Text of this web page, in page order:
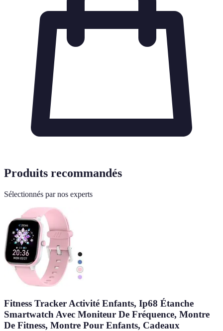
Produits recommandés
Sélectionnés par nos experts
Fitness Tracker Activité Enfants, Ip68 Étanche
Smartwatch Avec Moniteur De Fréquence, Montre
De Fitness, Montre Pour Enfants, Cadeaux